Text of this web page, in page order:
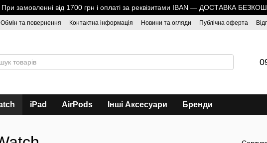
При замовленні від 1700 грн і оплаті за реквізитами IBAN — ДОСТАВКА
Обмін та повернення Контактна інформація Новини та огляди Публічна оферта
iPad AirPods Інші Аксесуари Бренди